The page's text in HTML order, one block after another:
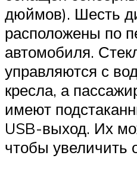
дюймов). Шесть
расположены по
автомобиля.
управляются с
кресла, а
имеют
USB-выход. Их
чтобы увеличить